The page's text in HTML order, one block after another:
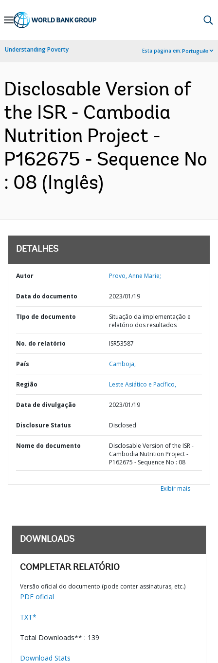
Skip
Navigation
Understanding Poverty Esta página em:Português
Disclosable Version of
the ISR - Cambodia
Nutrition Project -
P162675 - Sequence No
: 08 (Inglês)
DETALHES
Autor Provo, Anne Marie;
Data do documento 2023/01/19
TIpo de documento
Situação da implementação e
relatório dos resultados
No. do relatório ISR53587
País Camboja,
Região Leste Asiático e Pacífico,
Data de divulgação 2023/01/19
Disclosure Status Disclosed
Nome do documento
Disclosable Version of the ISR -
Cambodia Nutrition Project -
P162675 - Sequence No : 08
Exibir mais
DOWNLOADS
COMPLETAR RELATÓRIO
Versão oficial do documento (pode conter assinaturas, etc.)
PDF oficial
TXT*
Total Downloads** : 139
Download Stats